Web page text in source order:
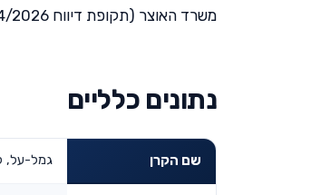
משרד האוצר (תקופת דיווח 04/2026).
נתונים כלליים
שם הקרן גמל-על,